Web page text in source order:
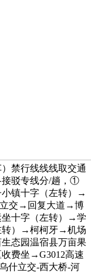
禁行线线线取交通
接驳专线分/趟，①
镇十字（左转）→
交→回复大道→博
十字（左转）→学
）→柯柯牙→机场
态园温宿县万亩果
费坐→G3012高速
什立交-西大桥-河